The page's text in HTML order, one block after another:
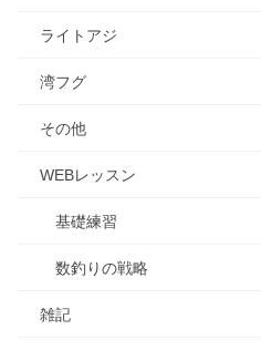
ライトアジ
湾フグ
その他
WEBレッスン
基礎練習
数釣りの戦略
雑記